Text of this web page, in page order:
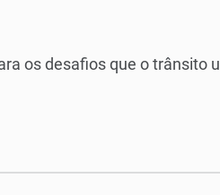
os desafios que o